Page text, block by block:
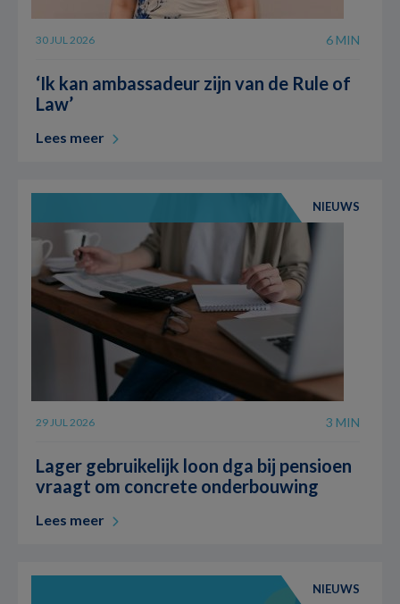
30 JUL 2026 6 MIN
‘Ik kan ambassadeur zijn van de Rule of
Law’
Lees meer
NIEUWS
29 JUL 2026 3 MIN
Lager gebruikelijk loon dga bij pensioen
vraagt om concrete onderbouwing
Lees meer
NIEUWS